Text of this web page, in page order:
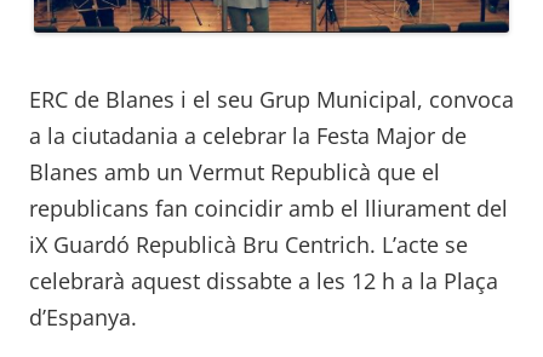
ERC de Blanes i el seu Grup Municipal, convoca
a la ciutadania a celebrar la Festa Major de
Blanes amb un Vermut Republicà que el
republicans fan coincidir amb el lliurament del
iX Guardó Republicà Bru Centrich. L’acte se
celebrarà aquest dissabte a les 12 h a la Plaça
d’Espanya.